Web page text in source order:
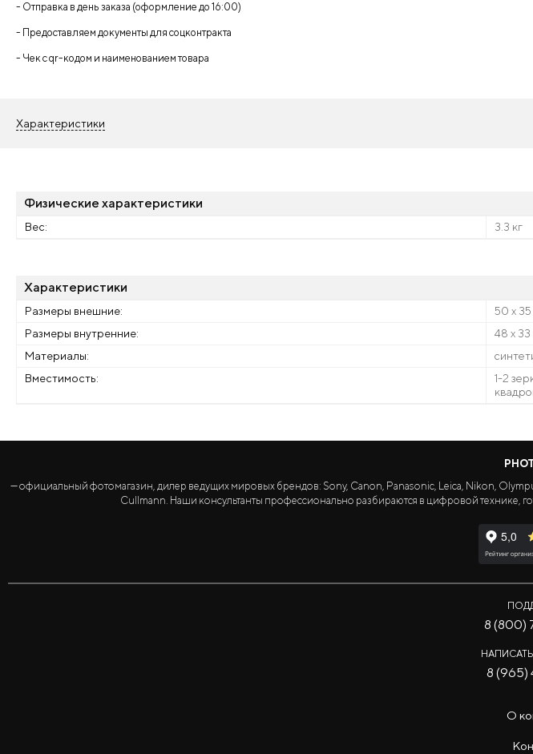
- Отправка в день заказа (оформление до 16:00)
- Предоставляем документы для соцконтракта
- Чек с qr-кодом и наименованием товара
Характеристики
Физические характеристики
Вес: 3.3 кг
Характеристики
Размеры внешние:
50 х
Размеры внутренние:
48 х 33
Материалы:
Вместимость:
1-2
— официальный фотомагазин, дилер ведущих мировых брендов: Sony, Canon, Panasonic, Leica, Nikon,
Cullmann. Наши консультанты профессионально разбираются в цифровой технике,
8 (800)
НАПИСАТЬ
8 (965)
О